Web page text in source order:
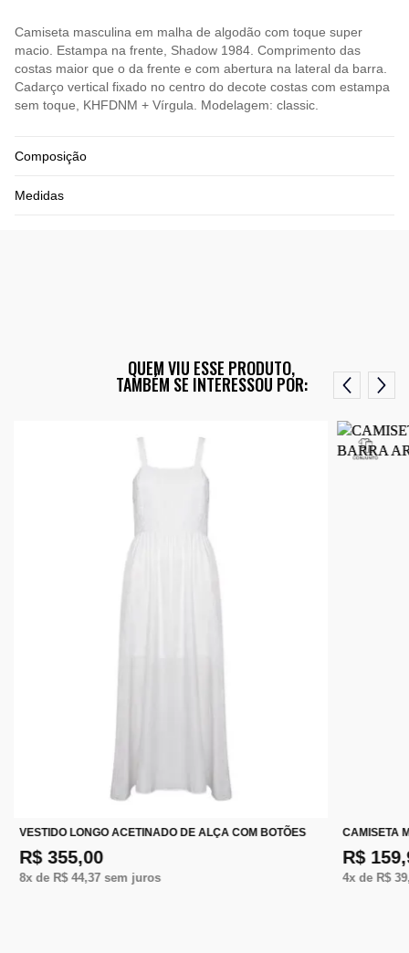
Camiseta masculina em malha de algodão com toque super
macio. Estampa na frente, Shadow 1984. Comprimento das
costas maior que o da frente e com abertura na lateral da barra.
Cadarço vertical fixado no centro do decote costas com estampa
sem toque, KHFDNM + Vírgula. Modelagem: classic.
Composição
Medidas
QUEM VIU ESSE PRODUTO,
TAMBÉM SE INTERESSOU POR:
VESTIDO LONGO ACETINADO DE ALÇA COM BOTÕES
R$ 355,00
8x de R$ 44,37sem juros
CAMISETA
R$
4x de R$